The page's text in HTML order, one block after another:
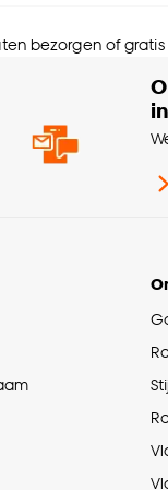
bezorgen of